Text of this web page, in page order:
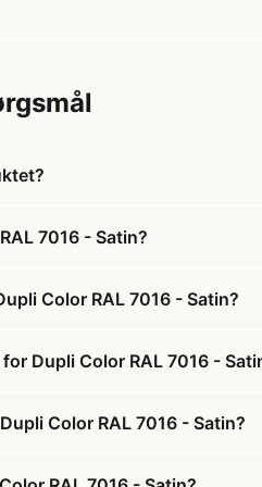
7016 - Satin?
Color RAL 7016 - Satin?
Dupli Color RAL 7016 -
Color RAL 7016 - Satin?